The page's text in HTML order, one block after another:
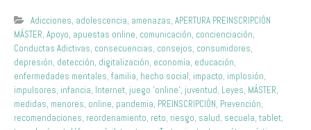
Adicciones, adolescencia, amenazas, APERTURA PREINSCRIPCIÓN
MÁSTER, Apoyo, apuestas online, comunicación, concienciación,
Conductas Adictivas, consecuencias, consejos, consumidores,
depresión, detección, digitalización, economía, educación,
enfermedades mentales, familia, hecho social, impacto, implosión,
impulsores, infancia, Internet, juego 'online', juventud, Leyes, MÁSTER,
medidas, menores, online, pandemia, PREINSCRIPCIÓN, Prevención,
recomendaciones, reordenamiento, reto, riesgo, salud, secuela, tablet,